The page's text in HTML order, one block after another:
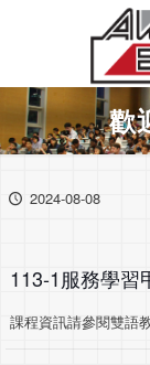
歡
2024-08-08
113-1服務學習
課程資訊請參閱雙語